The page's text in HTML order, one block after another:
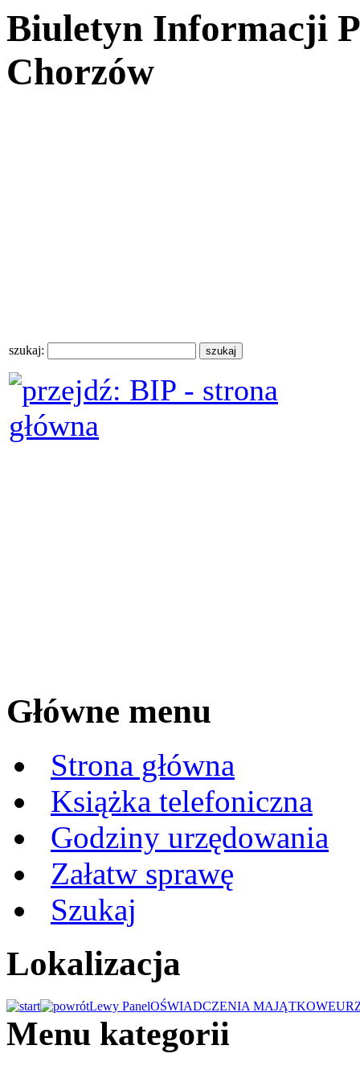
Biuletyn Informacji
Chorzów
szukaj:
Główne menu
Strona główna
Książka telefoniczna
Godziny urzędowania
Załatw sprawę
Szukaj
Lokalizacja
Lewy PanelOŚWIADCZENIA MAJĄTKOWE
Menu kategorii